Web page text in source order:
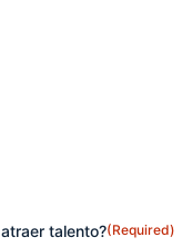
talento?(Required)